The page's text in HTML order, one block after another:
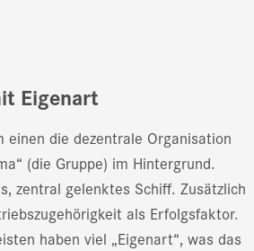
Eigenart
einen die dezentrale Organisation
(die Gruppe) im Hintergrund.
zentral gelenktes Schiff. Zusätzlich
als Erfolgsfaktor.
haben viel „Eigenart“, was das